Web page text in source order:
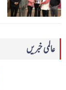
عالمی خبریں